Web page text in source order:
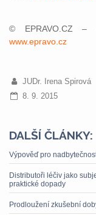
© EPRAVO.CZ –
www.epravo.cz
JUDr. Irena Spirová
8. 9. 2015
DALŠÍ ČLÁNKY:
Výpověď pro
Distributoři léčiv jako
praktické dopady
Prodloužení zkušební